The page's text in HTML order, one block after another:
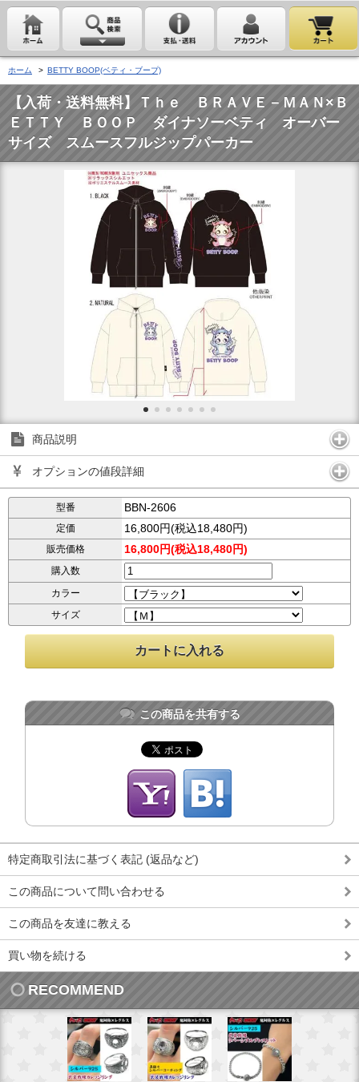
ホーム > BETTY BOOP(ベティ・ブープ)
【入荷・送料無料】Ｔｈｅ ＢＲＡＶＥ－ＭＡＮ×Ｂ
ＥＴＴＹ ＢＯＯＰ ダイナソーベティ オーバー
サイズ スムースフルジップパーカー
商品説明
オプションの値段詳細
型番 BBN-2606
定価 16,800円(税込18,480円)
販売価格 16,800円(税込18,480円)
購入数
カラー
サイズ
この商品を共有する
特定商取引法に基づく表記 (返品など)
この商品について問い合わせる
この商品を友達に教える
買い物を続ける
RECOMMEND